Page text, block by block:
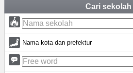
Cari sekolah
Nama kota dan prefektur